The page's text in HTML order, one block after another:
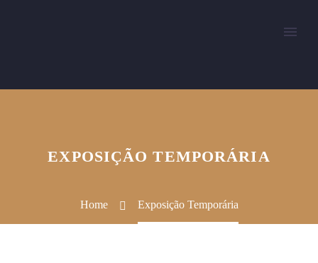
EXPOSIÇÃO TEMPORÁRIA
Home Exposição Temporária